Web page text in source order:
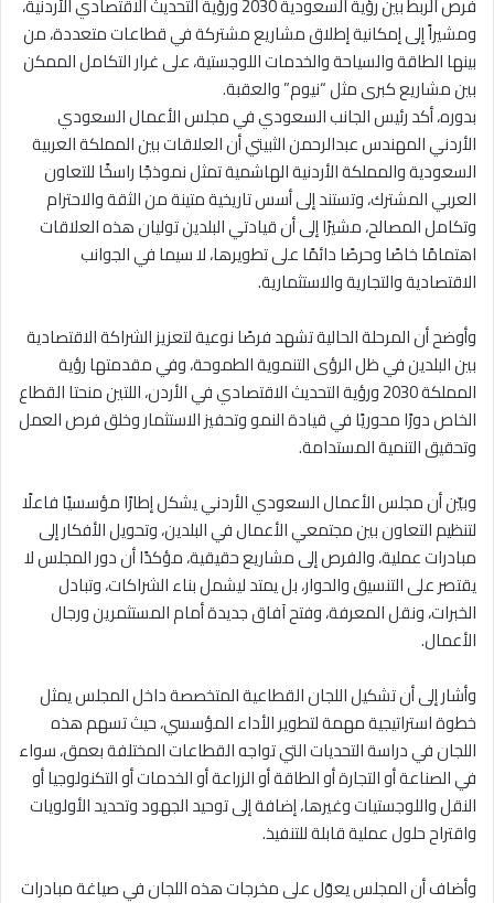
ومشيراً إلى إمكانية إطلاق مشاريع مشتركة في قطاعات متعددة، من
بينها الطاقة والسياحة والخدمات اللوجستية، على غرار التكامل الممكن
بين مشاريع كبرى مثل “نيوم” والعقبة.
بدوره، أكد رئيس الجانب السعودي في مجلس الأعمال السعودي
الأردني المهندس عبدالرحمن الثبيتي أن العلاقات بين المملكة العربية
السعودية والمملكة الأردنية الهاشمية تمثل نموذجًا راسخًا للتعاون
العربي المشترك، وتستند إلى أسس تاريخية متينة من الثقة والاحترام
وتكامل المصالح، مشيرًا إلى أن قيادتي البلدين توليان هذه العلاقات
اهتمامًا خاصًا وحرصًا دائمًا على تطويرها، لا سيما في الجوانب
الاقتصادية والتجارية والاستثمارية.
وأوضح أن المرحلة الحالية تشهد فرصًا نوعية لتعزيز الشراكة الاقتصادية
بين البلدين في ظل الرؤى التنموية الطموحة، وفي مقدمتها رؤية
المملكة 2030 ورؤية التحديث الاقتصادي في الأردن، اللتين منحتا القطاع
الخاص دورًا محوريًا في قيادة النمو وتحفيز الاستثمار وخلق فرص العمل
وتحقيق التنمية المستدامة.
وبيّن أن مجلس الأعمال السعودي الأردني يشكل إطارًا مؤسسيًا فاعلًا
لتنظيم التعاون بين مجتمعي الأعمال في البلدين، وتحويل الأفكار إلى
مبادرات عملية، والفرص إلى مشاريع حقيقية، مؤكدًا أن دور المجلس لا
يقتصر على التنسيق والحوار، بل يمتد ليشمل بناء الشراكات، وتبادل
الخبرات، ونقل المعرفة، وفتح آفاق جديدة أمام المستثمرين ورجال
الأعمال.
وأشار إلى أن تشكيل اللجان القطاعية المتخصصة داخل المجلس يمثل
خطوة استراتيجية مهمة لتطوير الأداء المؤسسي، حيث تسهم هذه
اللجان في دراسة التحديات التي تواجه القطاعات المختلفة بعمق، سواء
في الصناعة أو التجارة أو الطاقة أو الزراعة أو الخدمات أو التكنولوجيا أو
النقل واللوجستيات وغيرها، إضافة إلى توحيد الجهود وتحديد الأولويات
واقتراح حلول عملية قابلة للتنفيذ.
وأضاف أن المجلس يعوّل على مخرجات هذه اللجان في صياغة مبادرات